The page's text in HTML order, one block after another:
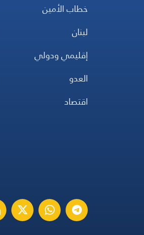
خطاب الأمين
لبنان
إقليمي ودولي
العدو
اقتصاد